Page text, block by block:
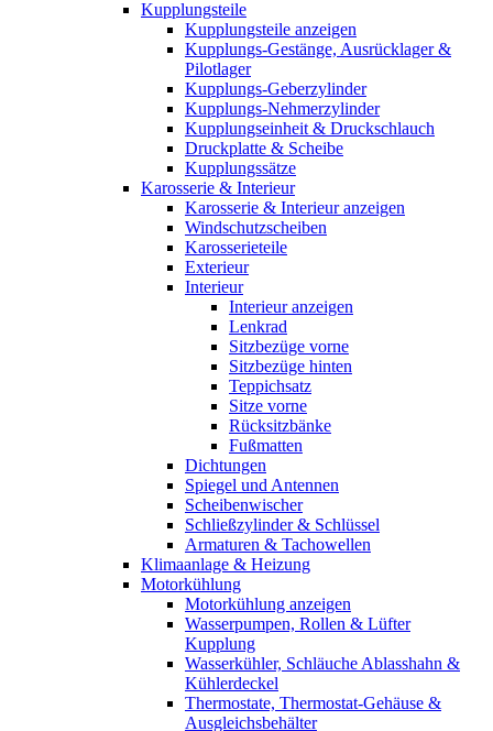
Kupplungsteile
Kupplungsteile anzeigen
Kupplungs-Gestänge, Ausrücklager &
Pilotlager
Kupplungs-Geberzylinder
Kupplungs-Nehmerzylinder
Kupplungseinheit & Druckschlauch
Druckplatte & Scheibe
Kupplungssätze
Karosserie & Interieur
Karosserie & Interieur anzeigen
Windschutzscheiben
Karosserieteile
Exterieur
Interieur
Interieur anzeigen
Lenkrad
Sitzbezüge vorne
Sitzbezüge hinten
Teppichsatz
Sitze vorne
Rücksitzbänke
Fußmatten
Dichtungen
Spiegel und Antennen
Scheibenwischer
Schließzylinder & Schlüssel
Armaturen & Tachowellen
Klimaanlage & Heizung
Motorkühlung
Motorkühlung anzeigen
Wasserpumpen, Rollen & Lüfter
Kupplung
Wasserkühler, Schläuche Ablasshahn &
Kühlerdeckel
Thermostate, Thermostat-Gehäuse &
Ausgleichsbehälter